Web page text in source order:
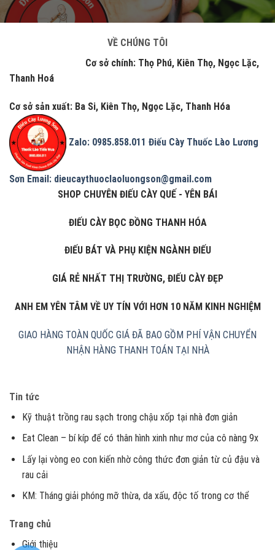
VỀ CHÚNG TÔI
Cơ sở chính: Thọ Phú, Kiên Thọ, Ngọc Lặc,
Thanh Hoá
Cơ sở sản xuất: Ba Si, Kiên Thọ, Ngọc Lặc, Thanh Hóa
Zalo: 0985.858.011 Điếu Cày Thuốc Lào Lương
Sơn Email: dieucaythuoclaoluongson@gmail.com
SHOP CHUYÊN ĐIẾU CÀY QUẾ - YÊN BÁI
ĐIẾU CÀY BỌC ĐỒNG THANH HÓA
ĐIẾU BÁT VÀ PHỤ KIỆN NGÀNH ĐIẾU
GIÁ RẺ NHẤT THỊ TRƯỜNG, ĐIẾU CÀY ĐẸP
ANH EM YÊN TÂM VỀ UY TÍN VỚI HƠN 10 NĂM KINH NGHIỆM
GIAO HÀNG TOÀN QUỐC GIÁ ĐÃ BAO GỒM PHÍ VẬN CHUYỂN
NHẬN HÀNG THANH TOÁN TẠI NHÀ
Tin tức
Kỹ thuật trồng rau sạch trong chậu xốp tại nhà đơn giản
Eat Clean – bí kíp để có thân hình xinh như mơ của cô nàng 9x
Lấy lại vòng eo con kiến nhờ công thức đơn giản từ củ đậu và
rau cải
KM: Tháng giải phóng mỡ thừa, da xấu, độc tố trong cơ thể
Trang chủ
Giới thiệu